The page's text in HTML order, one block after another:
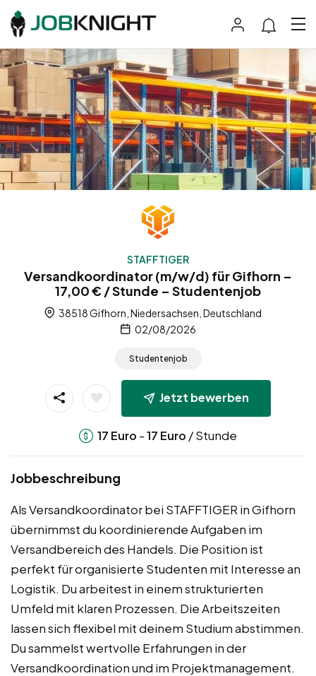
STAFFTIGER
Versandkoordinator (m/w/d) für Gifhorn –
17,00 € / Stunde – Studentenjob
38518 Gifhorn, Niedersachsen, Deutschland
02/08/2026
Studentenjob
Jetzt bewerben
17 Euro -17 Euro / Stunde
Jobbeschreibung
Als Versandkoordinator bei STAFFTIGER in Gifhorn
übernimmst du koordinierende Aufgaben im
Versandbereich des Handels. Die Position ist
perfekt für organisierte Studenten mit Interesse an
Logistik. Du arbeitest in einem strukturierten
Umfeld mit klaren Prozessen. Die Arbeitszeiten
lassen sich flexibel mit deinem Studium abstimmen.
Du sammelst wertvolle Erfahrungen in der
Versandkoordination und im Projektmanagement.